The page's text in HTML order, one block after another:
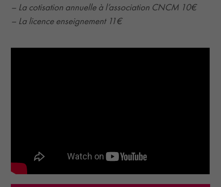
– La cotisation annuelle à l’association CNCM 10€
– La licence enseignement 11€